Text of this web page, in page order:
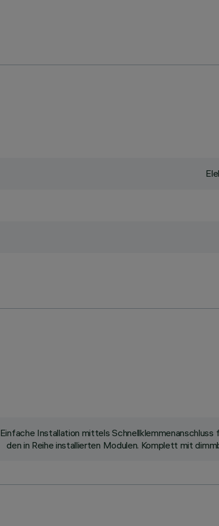
Einfache Installation mittels
den in Reihe installierten Modulen. Komplett mit